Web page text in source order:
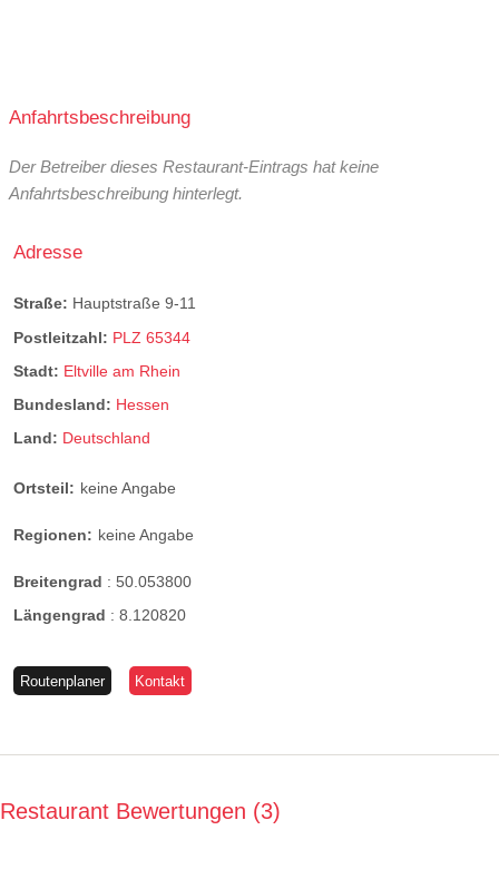
Anfahrtsbeschreibung
Der Betreiber dieses Restaurant-Eintrags hat keine
Anfahrtsbeschreibung hinterlegt.
Adresse
Straße: Hauptstraße 9-11
Postleitzahl: PLZ 65344
Stadt: Eltville am Rhein
Bundesland: Hessen
Land: Deutschland
Ortsteil: keine Angabe
Regionen: keine Angabe
Breitengrad : 50.053800
Längengrad : 8.120820
Routenplaner Kontakt
Restaurant Bewertungen 3